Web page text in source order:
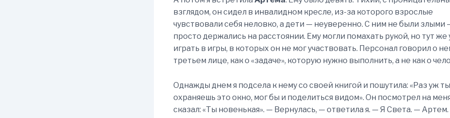
взглядом, он сидел в инвалидном кресле, из-за которого взрослые
чувствовали себя неловко, а дети — неуверенно. С ним не были злыми
просто держались на расстоянии. Ему могли помахать рукой, но тут же
играть в игры, в которых он не мог участвовать. Персонал говорил о
третьем лице, как о «задаче», которую нужно выполнить, а не как о
Однажды днем я подсела к нему со своей книгой и пошутила: «Раз уж ты
охраняешь это окно, мог бы и поделиться видом». Он посмотрел на
сказал: «Ты новенькая». — Вернулась, — ответила я. — Я Света. — Артем.